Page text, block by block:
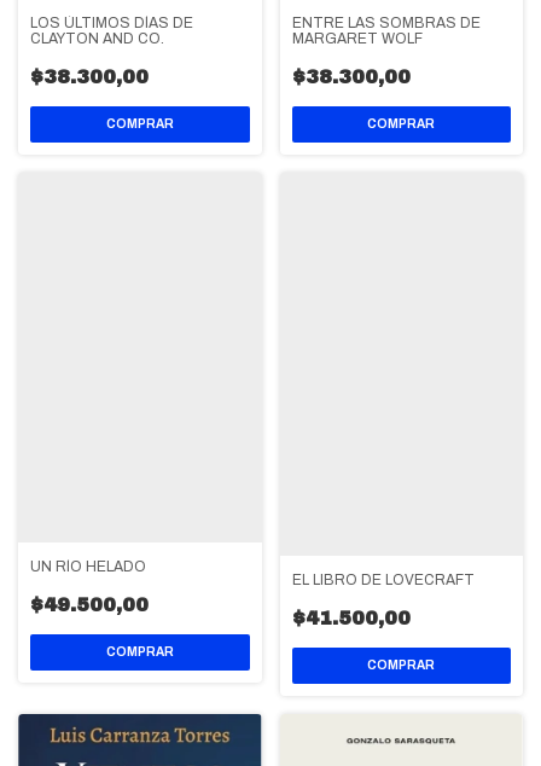
LOS ÚLTIMOS DÍAS DE
CLAYTON AND CO.
$38.300,00
ENTRE LAS SOMBRAS DE
MARGARET WOLF
$38.300,00
UN RÍO HELADO
$49.500,00
EL LIBRO DE LOVECRAFT
$41.500,00